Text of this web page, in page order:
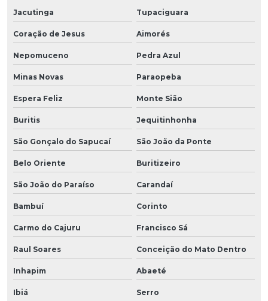
Jacutinga Tupaciguara
Coração de Jesus Aimorés
Nepomuceno Pedra Azul
Minas Novas Paraopeba
Espera Feliz Monte Sião
Buritis Jequitinhonha
São Gonçalo do Sapucaí São João da Ponte
Belo Oriente Buritizeiro
São João do Paraíso Carandaí
Bambuí Corinto
Carmo do Cajuru Francisco Sá
Raul Soares Conceição do Mato Dentro
Inhapim Abaeté
Ibiá Serro